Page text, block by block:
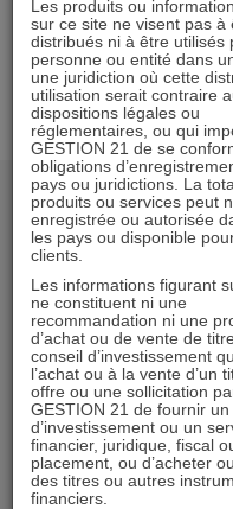
Les produits ou
sur ce site ne visent pas à
distribués ni à être utilisés
personne ou entité dans
une juridiction où cette
utilisation serait contraire
dispositions légales ou
réglementaires, ou qui
GESTION 21 de se
obligations
pays ou juridictions. La
produits ou services peut
enregistrée ou autorisée
les pays ou disponible
clients.
Les informations figurant
ne constituent ni une
recommandation ni une
d’achat ou de vente de
conseil d’investissement
l’achat ou à la vente d’un
offre ou une sollicitation
GESTION 21 de fournir
d’investissement ou un
financier, juridique, fiscal
placement, ou d’acheter
des titres ou autres
financiers.